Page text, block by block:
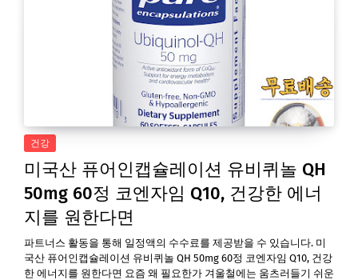
건강
미국산 퓨어인캡슐레이션 유비퀴놀 QH
50mg 60정 코엔자임 Q10, 건강한 에너
지를 원한다면
파트너스 활동을 통해 일정액의 수수료를 제공받을 수 있습니다. 미
국산 퓨어인캡슐레이션 유비퀴놀 QH 50mg 60정 코엔자임 Q10, 건강
한 에너지를 원한다면 요즘 왜 필요한가 겨울철에는 움츠러들기 쉬운